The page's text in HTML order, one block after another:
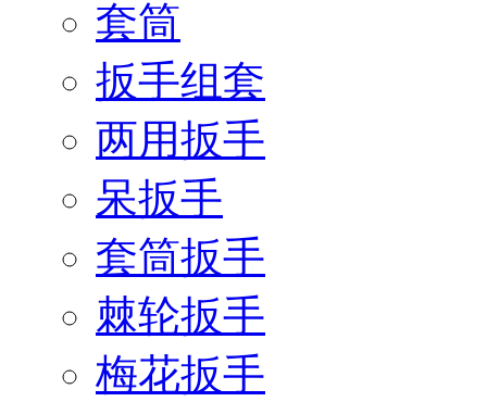
套筒
扳手组套
两用扳手
呆扳手
套筒扳手
棘轮扳手
梅花扳手